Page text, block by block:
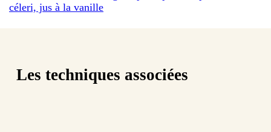
céleri, jus à la vanille
Les techniques associées